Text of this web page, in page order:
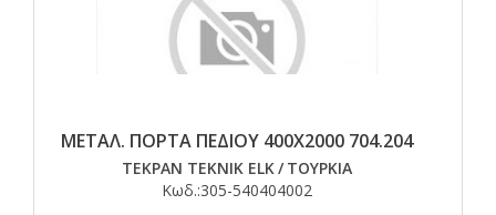
ΜΕΤΑΛ. ΠΟΡΤΑ ΠΕΔΙΟΥ 400Χ2000 704.204
TEKPAN TEKNIK ELK/ ΤΟΥΡΚΙΑ
Κωδ.:305-540404002